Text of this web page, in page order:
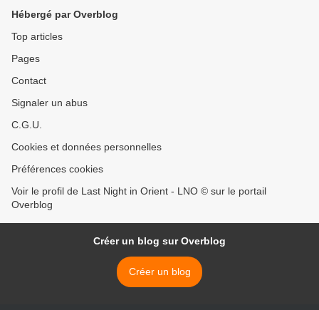
Hébergé par Overblog
Top articles
Pages
Contact
Signaler un abus
C.G.U.
Cookies et données personnelles
Préférences cookies
Voir le profil de Last Night in Orient - LNO © sur le portail
Overblog
Créer un blog sur Overblog
Créer un blog